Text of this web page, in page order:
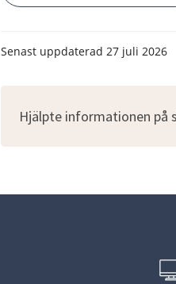
Senast uppdaterad 27 juli 2026
Hjälpte informationen på